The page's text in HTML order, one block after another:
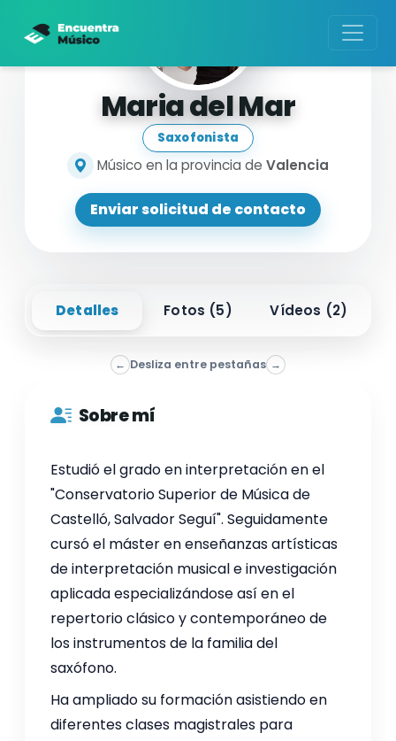
Maria del Mar
Saxofonista
Músico en la provincia de Valencia
Enviar solicitud de contacto
Detalles Fotos (5) Vídeos (2)
← Desliza entre pestañas →
Sobre mí
Estudió el grado en interpretación en el
"Conservatorio Superior de Música de
Castelló, Salvador Seguí". Seguidamente
cursó el máster en enseñanzas artísticas
de interpretación musical e investigación
aplicada especializándose así en el
repertorio clásico y contemporáneo de
los instrumentos de la familia del
saxófono.
Ha ampliado su formación asistiendo en
diferentes clases magistrales para